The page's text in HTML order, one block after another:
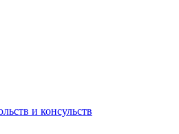
и консульств